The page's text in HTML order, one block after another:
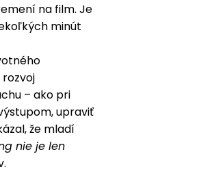
na film. Je
minút
– ako pri
upraviť
že mladí
nie je len